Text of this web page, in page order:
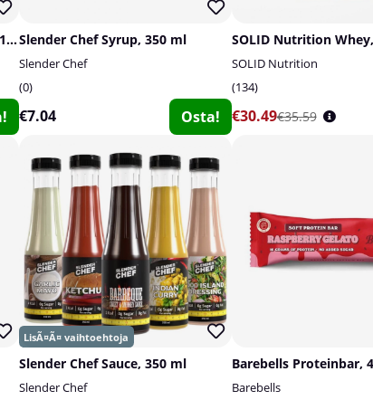
Optimum Nutrition Opti-Men, 180 tabsSlender Chef Syrup, 350 ml
Slender Chef
0
€7.04 Osta!
SOLID Nutrition
SOLID Nutrition
134
€30.49€35.59
Slender Chef Sauce, 350 ml
Slender Chef
Barebells Proteinbar,
Barebells